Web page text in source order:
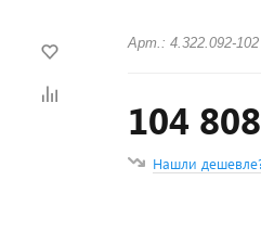
Арт.: 4.322.092-102
104
Нашли